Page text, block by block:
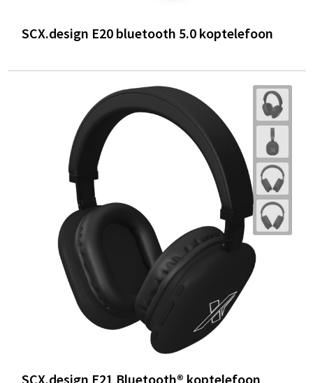
SCX.design E20 bluetooth 5.0 koptelefoon
SCX.design E21 Bluetooth® koptelefoon